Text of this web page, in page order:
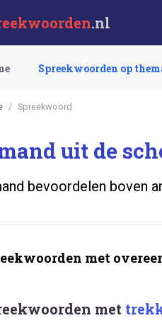
.nl
Spreekwoorden op
Spreekwoord
uit de
bevoordelen boven
met
met